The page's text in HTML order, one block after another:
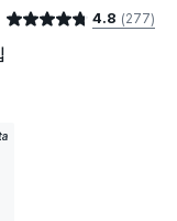
어요
별점 4.8점 4.8 (277)